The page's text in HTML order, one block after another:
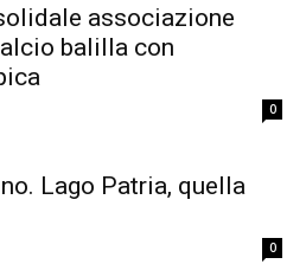
associazione
balilla con
0
Lago Patria, quella
0